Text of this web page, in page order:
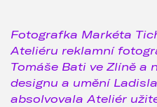
Fotografka Markéta
Ateliéru reklamní
Tomáše Bati ve Zlíně a
designu a umění
absolvovala Ateliér